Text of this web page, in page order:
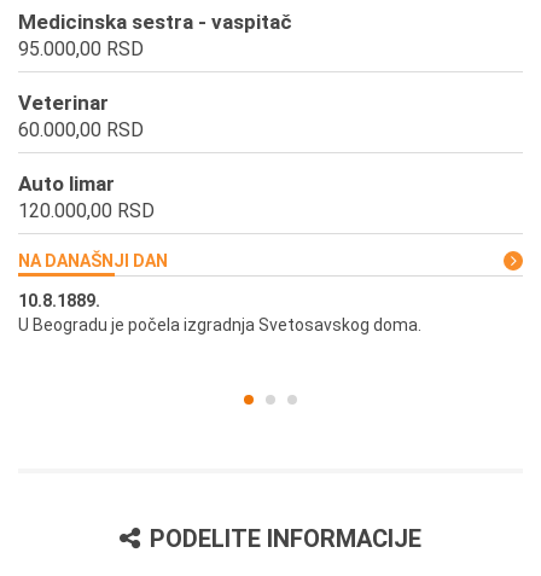
Medicinska sestra - vaspitač
95.000,00 RSD
Veterinar
60.000,00 RSD
Auto limar
120.000,00 RSD
NA DANAŠNJI DAN
10.8.1889.
U Beogradu je počela izgradnja Svetosavskog doma.
PODELITE INFORMACIJE